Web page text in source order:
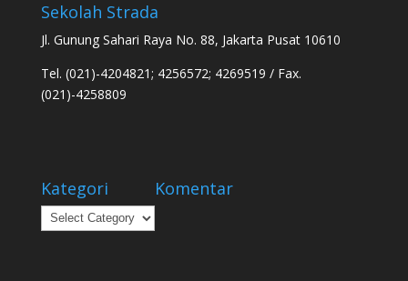
Sekolah Strada
Jl. Gunung Sahari Raya No. 88, Jakarta Pusat 10610
Tel. (021)-4204821; 4256572; 4269519 / Fax.
(021)-4258809
Kategori
Kategori
Komentar